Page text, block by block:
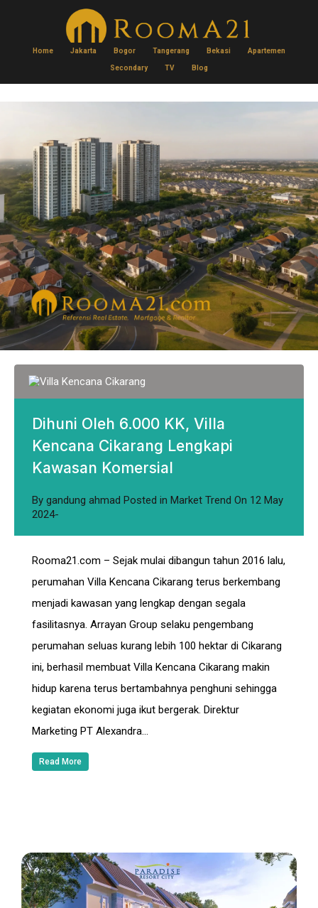
Home Jakarta Bogor Tangerang Bekasi Apartemen
Secondary TV Blog
Dihuni Oleh 6.000 KK, Villa
Kencana Cikarang Lengkapi
Kawasan Komersial
By gandung ahmad Posted in Market Trend On 12 May
2024
Rooma21.com – Sejak mulai dibangun tahun 2016 lalu,
perumahan Villa Kencana Cikarang terus berkembang
menjadi kawasan yang lengkap dengan segala
fasilitasnya. Arrayan Group selaku pengembang
perumahan seluas kurang lebih 100 hektar di Cikarang
ini, berhasil membuat Villa Kencana Cikarang makin
hidup karena terus bertambahnya penghuni sehingga
kegiatan ekonomi juga ikut bergerak. Direktur
Marketing PT Alexandra…
Read More